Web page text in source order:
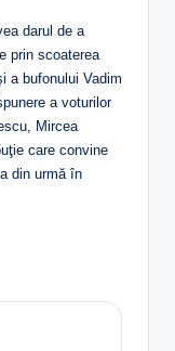
darul de a
prin scoaterea
a bufonului Vadim
a voturilor
Mircea
care convine
din urmă în